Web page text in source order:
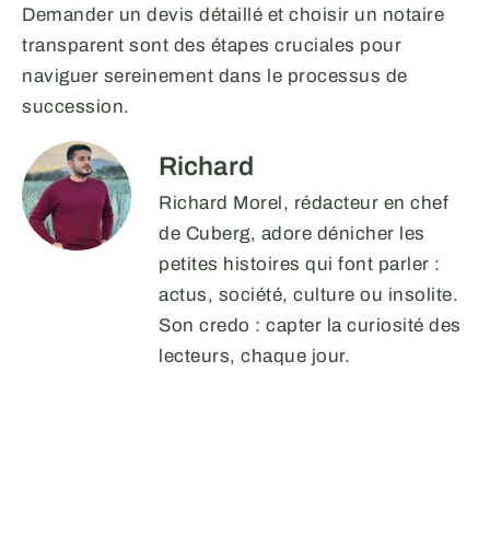
Demander un devis détaillé et choisir un notaire
transparent sont des étapes cruciales pour
naviguer sereinement dans le processus de
succession.
Richard
Richard Morel, rédacteur en chef
de Cuberg, adore dénicher les
petites histoires qui font parler :
actus, société, culture ou insolite.
Son credo : capter la curiosité des
lecteurs, chaque jour.